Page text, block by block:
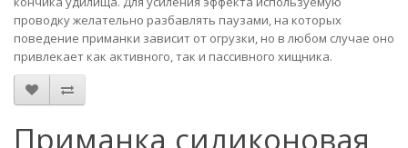
проводку желательно разбавлять паузами, на которых
поведение приманки зависит от огрузки, но в любом случае оно
привлекает как активного, так и пассивного хищника.
Приманка силиконовая